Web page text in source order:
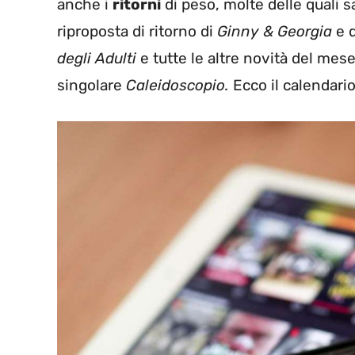
anche i ritorni di peso, molte delle quali
riproposta di ritorno di Ginny & Georgia e
degli Adulti e tutte le altre novità del
singolare Caleidoscopio. Ecco il